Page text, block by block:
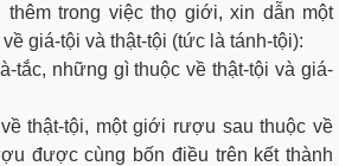
trong việc thọ giới, xin dẫn một
giá-tội và thật-tội (tức là tánh-tội):
tắc, những gì thuộc về thật-tội và giá-
thật-tội, một giới rượu sau thuộc về
được cùng bốn điều trên kết thành